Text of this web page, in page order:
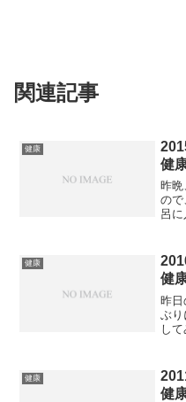
関連記事
健康
健
昨
ので
呂
で、
掛
健康
健
昨日
ぶり
し
で、
日は
健康
健